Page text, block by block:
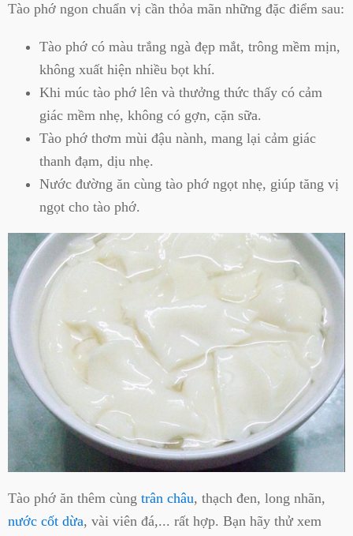
Tào phớ ngon chuẩn vị cần thỏa mãn những đặc điểm sau:
Tào phớ có màu trắng ngà đẹp mắt, trông mềm mịn,
không xuất hiện nhiều bọt khí.
Khi múc tào phớ lên và thưởng thức thấy có cảm
giác mềm nhẹ, không có gợn, cặn sữa.
Tào phớ thơm mùi đậu nành, mang lại cảm giác
thanh đạm, dịu nhẹ.
Nước đường ăn cùng tào phớ ngọt nhẹ, giúp tăng vị
ngọt cho tào phớ.
Tào phớ ăn thêm cùng trân châu, thạch đen, long nhãn,
nước cốt dừa, vài viên đá,... rất hợp. Bạn hãy thử xem